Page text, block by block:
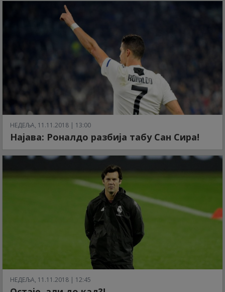
НЕДЕЉА, 11.11.2018 | 13:00
Најава: Роналдо разбија табу Сан Сира!
НЕДЕЉА, 11.11.2018 | 12:45